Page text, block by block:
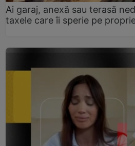
Ai garaj, anexă sau terasă
taxele care îi sperie pe